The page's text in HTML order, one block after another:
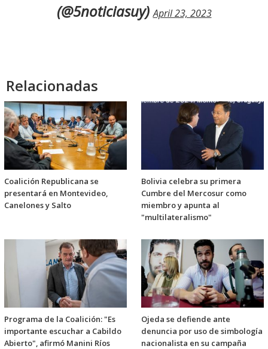
(@5noticiasuy)April 23, 2023
Relacionadas
Coalición Republicana se
presentará en Montevideo,
Canelones y Salto
Bolivia celebra su primera
Cumbre del Mercosur como
miembro y apunta al
"multilateralismo"
Programa de la Coalición: "Es
importante escuchar a Cabildo
Abierto", afirmó Manini Ríos
Ojeda se defiende ante
denuncia por uso de simbología
nacionalista en su campaña